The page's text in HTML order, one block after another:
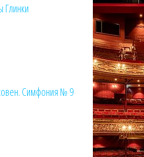
Глинки
Симфония № 9